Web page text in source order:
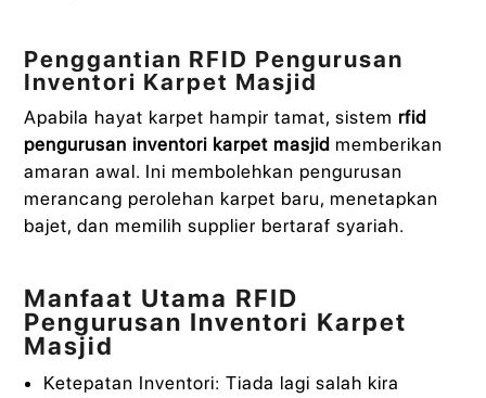
Penggantian RFID Pengurusan
Inventori Karpet Masjid
Apabila hayat karpet hampir tamat, sistem rfid
pengurusan inventori karpet masjid memberikan
amaran awal. Ini membolehkan pengurusan
merancang perolehan karpet baru, menetapkan
bajet, dan memilih supplier bertaraf syariah.
Manfaat Utama RFID
Pengurusan Inventori Karpet
Masjid
Ketepatan Inventori: Tiada lagi salah kira